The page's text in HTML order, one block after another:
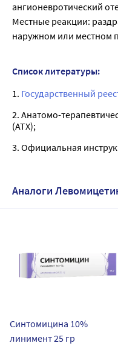
ангионевротический
Местные реакции:
наружном или местном
Список литературы:
1. Государственный
2. Анатомо-
(ATX);
3. Официальная
Аналоги
Синтомицина 10%
линимент 25 гр